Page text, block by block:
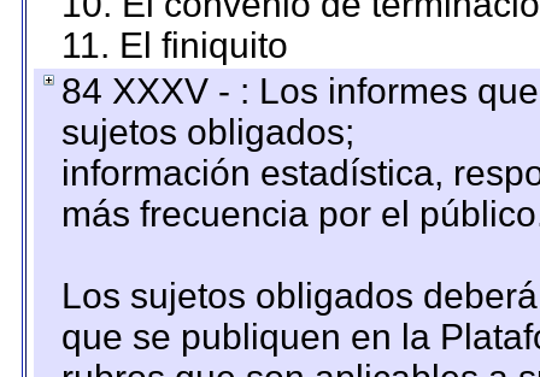
11. El finiquito
84 XXXV - : Los informes
sujetos obligados;
información estadística,
más frecuencia por el
Los sujetos obligados
que se publiquen en la